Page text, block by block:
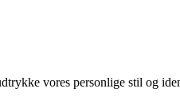
vores personlige stil og